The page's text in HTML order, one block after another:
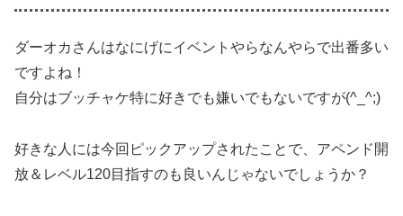
ダーオカさんはなにげにイベントやらなんやらで出番多い
ですよね！
自分はブッチャケ特に好きでも嫌いでもないですが(^_^;)
好きな人には今回ピックアップされたことで、アペンド開
放＆レベル120目指すのも良いんじゃないでしょうか？